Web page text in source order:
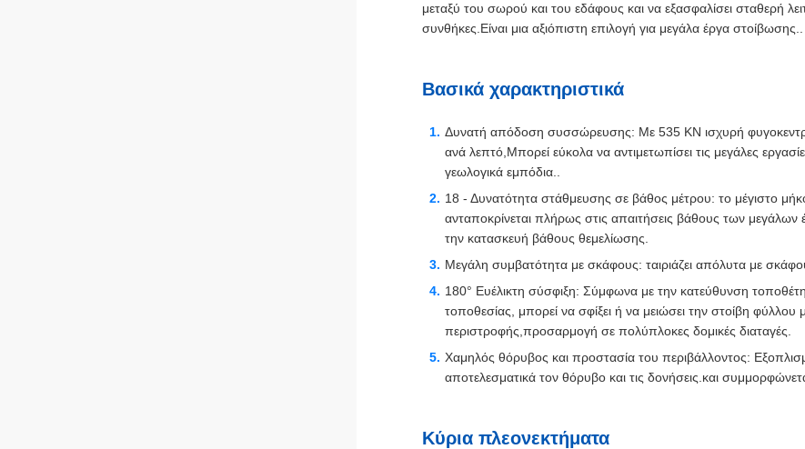
μεταξύ του σωρού και του εδάφους και να εξασφαλίσει σταθερή
συνθήκες.Είναι μια αξιόπιστη επιλογή για μεγάλα έργα στοίβωσης..
Βασικά χαρακτηριστικά
Δυνατή απόδοση συσσώρευσης: Με 535 KN ισχυρή
ανά λεπτό,Μπορεί εύκολα να αντιμετωπίσει τις μεγάλες
γεωλογικά εμπόδια..
18 - Δυνατότητα στάθμευσης σε βάθος μέτρου: το μέγιστο
ανταποκρίνεται πλήρως στις απαιτήσεις βάθους των μεγάλων
την κατασκευή βάθους θεμελίωσης.
Μεγάλη συμβατότητα με σκάφους: ταιριάζει απόλυτα με
180° Ευέλικτη σύσφιξη: Σύμφωνα με την κατεύθυνση
τοποθεσίας, μπορεί να σφίξει ή να μειώσει την στοίβη φύλλου
περιστροφής,προσαρμογή σε πολύπλοκες δομικές διαταγές.
Χαμηλός θόρυβος και προστασία του περιβάλλοντος:
αποτελεσματικά τον θόρυβο και τις δονήσεις.και
Κύρια πλεονεκτήματα